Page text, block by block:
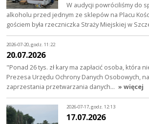
W audycji powróciliśmy do
alkoholu przed jednym ze sklepów na Placu
gościem była rzeczniczka Straży Miejskiej w
2026-07-20, godz. 11:22
20.07.2026
"Ponad 26 tys. zł kary ma zapłacić osoba, która
Prezesa Urzędu Ochrony Danych Osobowych,
zaprzestania przetwarzania danych… » więcej
2026-07-17, godz. 12:13
17.07.2026